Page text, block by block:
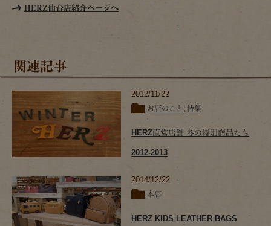
HERZ仙台店紹介ページへ
関連記事
2012/11/22
お店のこと , 特集
HERZ直営店舗 冬の特別商品たち
2012-2013
2014/12/22
本店
HERZ KIDS LEATHER BAGS